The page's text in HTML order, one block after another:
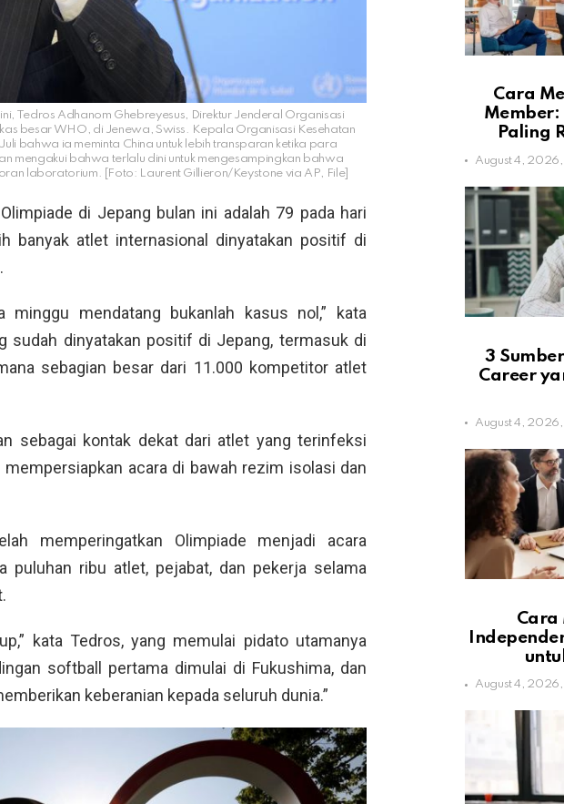
Tedros Adhanom Ghebreyesus, Direktur Jenderal Organisasi
besar WHO, di Jenewa, Swiss. Kepala Organisasi Kesehatan
bahwa ia meminta China untuk lebih transparan ketika para
mengakui bahwa terlalu dini untuk mengesampingkan bahwa
laboratorium. [Foto: Laurent Gillieron/Keystone via AP, File]
di Jepang bulan ini adalah 79 pada hari
banyak atlet internasional dinyatakan positif di
minggu mendatang bukanlah kasus nol,” kata
sudah dinyatakan positif di Jepang, termasuk di
sebagian besar dari 11.000 kompetitor atlet
sebagai kontak dekat dari atlet yang terinfeksi
acara di bawah rezim isolasi dan
memperingatkan Olimpiade menjadi acara
puluhan ribu atlet, pejabat, dan pekerja selama
kata Tedros, yang memulai pidato utamanya
softball pertama dimulai di Fukushima, dan
keberanian kepada seluruh dunia.”
Cara
Member:
Paling
August 4, 2026,
3
Career
August 4,
Cara
August 4, 2026,